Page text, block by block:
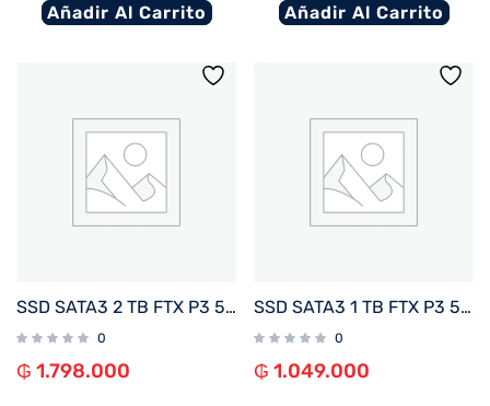
Añadir Al Carrito Añadir Al Carrito
SSD SATA3 2 TB FTX P3 550/470 127154
0
₲ 1.798.000
SSD SATA3 1 TB FTX P3 550/470 127147
0
₲ 1.049.000